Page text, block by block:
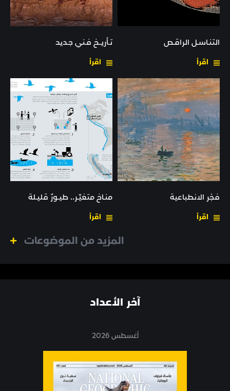
التنـاسـل الراقـص
اقرأ
تـأريــخ فـني جـديد
اقرأ
فجْر الانطباعية
اقرأ
منـاخ متغيّـر.. طيـورٌ قليـلة
اقرأ
المزيد من الموضوعات
آخر الأعداد
أغسطس 2026